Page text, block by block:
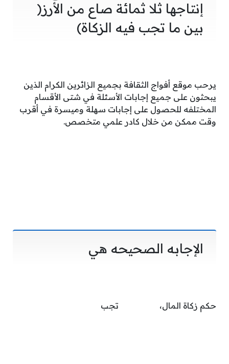
إنتاجها ثلا ثمائة صاع من الأرز(
بين ما تجب فيه الزكاة)
يرحب موقع أفواج الثقافة بجميع الزائرين الكرام الذين
يبحثون على جميع إجابات الأسئلة في شتى الأقسام
المختلفه للحصول على إجابات سهلة وميسرة في أقرب
وقت ممكن من خلال كادر علمي متخصص.
الإجابه الصحيحه هي
حكم زكاة المال، تجب